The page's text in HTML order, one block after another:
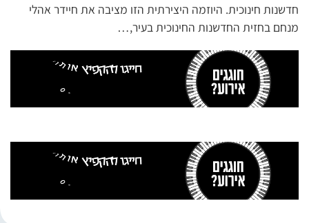
חדשנות חינוכית. היוזמה היצירתית הזו מציבה את חיידר אהלי
מנחם בחזית החדשנות החינוכית בעיר,…